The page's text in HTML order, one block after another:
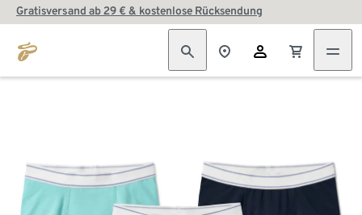
Gratisversand ab 29 € & kostenlose Rücksendung